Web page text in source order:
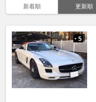
新着順 更新順
+ 5